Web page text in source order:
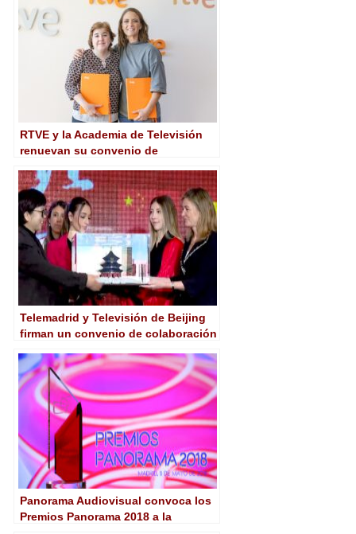
RTVE y la Academia de Televisión
renuevan su convenio de
Telemadrid y Televisión de Beijing
firman un convenio de colaboración
Panorama Audiovisual convoca los
Premios Panorama 2018 a la